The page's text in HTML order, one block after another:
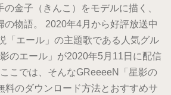
金子（きんこ）をモデルに描く、
の物語。 2020年4月から好評放送中
「エール」の主題歌である人気グル
のエール」が2020年5月11日に配信
こでは、そんなGReeeeN「星影の
料のダウンロード方法とおすすめサ